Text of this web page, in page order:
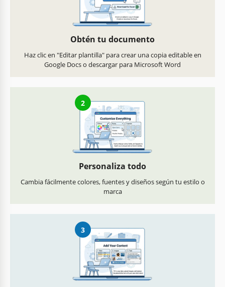
Obtén tu documento
Haz clic en "Editar plantilla" para crear una copia editable en
Google Docs o descargar para Microsoft Word
2
Personaliza todo
Cambia fácilmente colores, fuentes y diseños según tu estilo o
marca
3